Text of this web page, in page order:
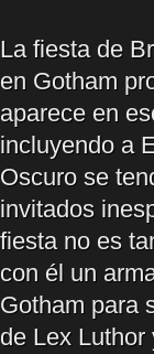
La fiesta de
en Gotham
aparece en
incluyendo a
Oscuro se
invitados
fiesta no es
con él un
Gotham para
de Lex